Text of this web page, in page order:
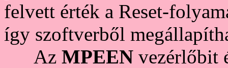
felvett érték a Reset-
így szoftverből
Az MPEEN vezérlőbit